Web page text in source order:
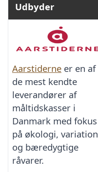
Udbyder
Aarstiderne er en af
de mest kendte
leverandører af
måltidskasser i
Danmark med fokus
på økologi, variation
og bæredygtige
råvarer.